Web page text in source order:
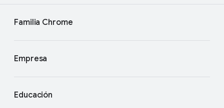
Familia Chrome
Empresa
Educación